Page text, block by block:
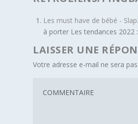
Les must have de bébé -
à porter Les tendances 2022
LAISSER UNE
Votre adresse e-mail ne sera